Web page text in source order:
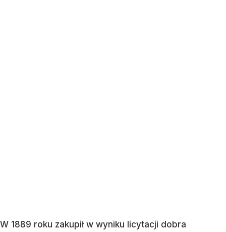
W 1889 roku zakupił w wyniku licytacji dobra